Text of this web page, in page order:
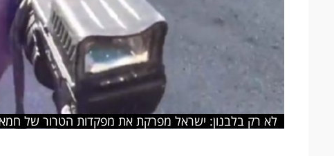
לא רק בלבנון: ישראל מפרקת את מפקדות הטרור של